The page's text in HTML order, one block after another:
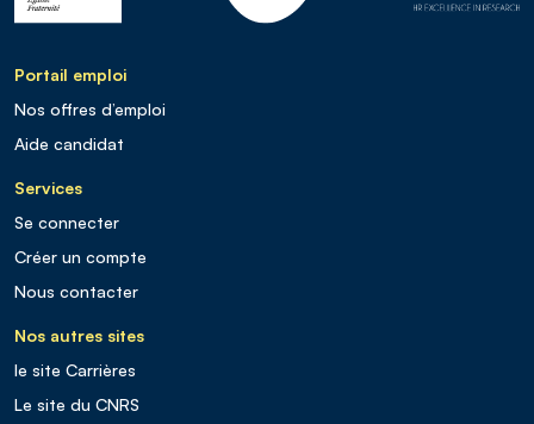
Portail emploi
Nos offres d’emploi
Aide candidat
Services
Se connecter
Créer un compte
Nous contacter
Nos autres sites
le site Carrières
Le site du CNRS